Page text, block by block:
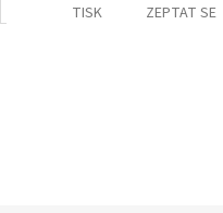
TISK ZEPTAT SE